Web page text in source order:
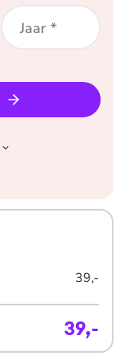
Jaar *
39,-
39,-